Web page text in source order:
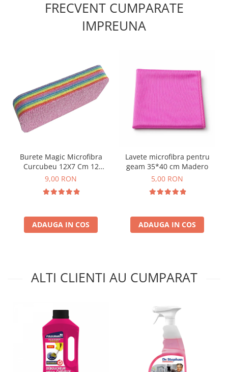
FRECVENT CUMPARATE
IMPREUNA
Burete Magic Microfibra
Curcubeu 12X7 Cm 12
Straturi
9,00 RON
ADAUGA IN COS
Lavete microfibra pentru
geam 35*40 cm Madero
5,00 RON
ADAUGA IN COS
ALTI CLIENTI AU CUMPARAT